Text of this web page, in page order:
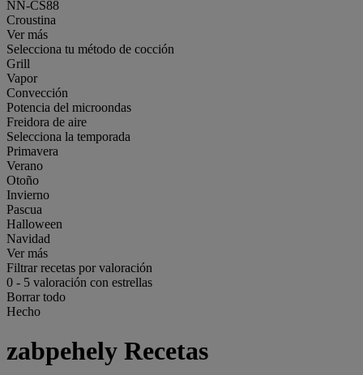
NN-CS88
Croustina
Ver más
Selecciona tu método de cocción
Grill
Vapor
Convección
Potencia del microondas
Freidora de aire
Selecciona la temporada
Primavera
Verano
Otoño
Invierno
Pascua
Halloween
Navidad
Ver más
Filtrar recetas por valoración
0 - 5 valoración con estrellas
Borrar todo
Hecho
zabpehely Recetas